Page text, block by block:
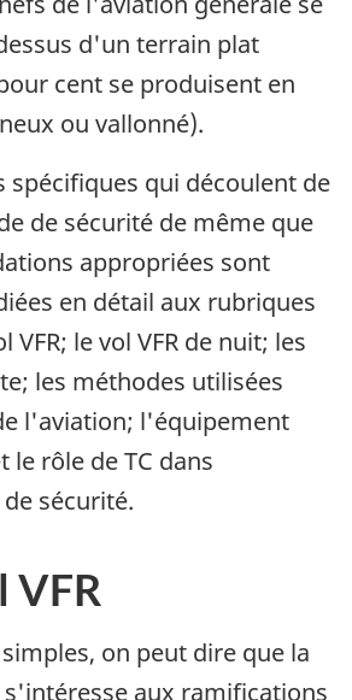
d'un terrain plat
cent se produisent en
ou vallonné).
spécifiques qui découlent de
de sécurité de même que
appropriées sont
en détail aux rubriques
VFR; le vol VFR de nuit; les
les méthodes utilisées
l'aviation; l'équipement
le rôle de TC dans
sécurité.
VFR
on peut dire que la
aux ramifications